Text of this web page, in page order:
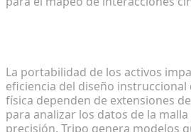
La portabilidad de los activos
eficiencia del diseño
física dependen de extensiones
para analizar los datos de la
precisión. Tripo genera modelos